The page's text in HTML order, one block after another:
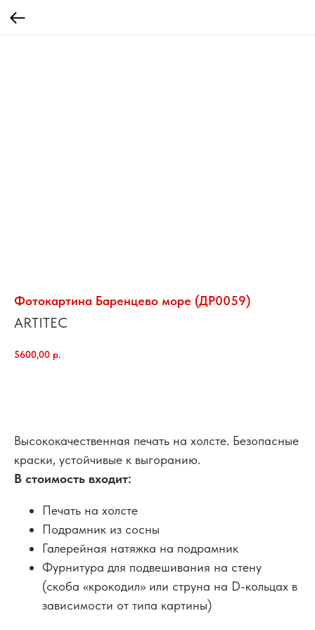
Фотокартина Баренцево море (ДР0059)
ARTITEC
5600,00 р.
Высококачественная печать на холсте. Безопасные
краски, устойчивые к выгоранию.
В стоимость входит:
Печать на холсте
Подрамник из сосны
Галерейная натяжка на подрамник
Фурнитура для подвешивания на стену
(скоба «крокодил» или струна на D-кольцах в
зависимости от типа картины)